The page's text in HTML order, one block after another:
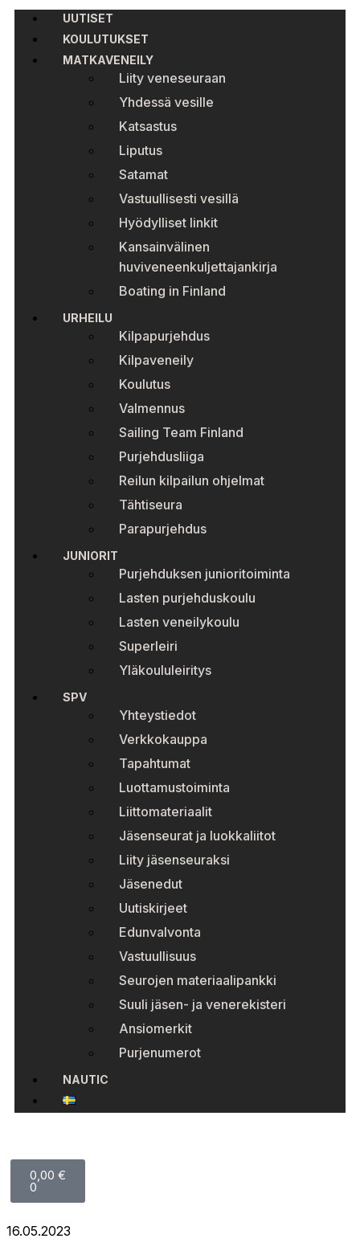
UUTISET
KOULUTUKSET
MATKAVENEILY
Liity veneseuraan
Yhdessä vesille
Katsastus
Liputus
Satamat
Vastuullisesti vesillä
Hyödylliset linkit
Kansainvälinen
huviveneenkuljettajankirja
Boating in Finland
URHEILU
Kilpapurjehdus
Kilpaveneily
Koulutus
Valmennus
Sailing Team Finland
Purjehdusliiga
Reilun kilpailun ohjelmat
Tähtiseura
Parapurjehdus
JUNIORIT
Purjehduksen junioritoiminta
Lasten purjehduskoulu
Lasten veneilykoulu
Superleiri
Yläkoululeiritys
SPV
Yhteystiedot
Verkkokauppa
Tapahtumat
Luottamustoiminta
Liittomateriaalit
Jäsenseurat ja luokkaliitot
Liity jäsenseuraksi
Jäsenedut
Uutiskirjeet
Edunvalvonta
Vastuullisuus
Seurojen materiaalipankki
Suuli jäsen- ja venerekisteri
Ansiomerkit
Purjenumerot
NAUTIC
0,00 €
0
16.05.2023